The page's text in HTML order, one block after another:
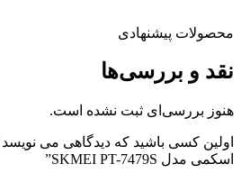
محصولات پیشنهادی
نقد و بررسی‌ها
هنوز بررسی‌ای ثبت نشده است.
اولین کسی باشید که دیدگاهی می
اسکمی مدل SKMEI PT-7479S”